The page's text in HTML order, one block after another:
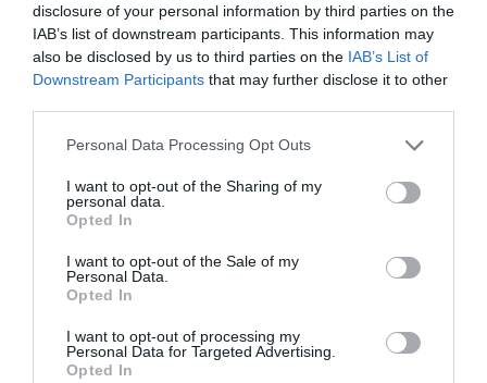
disclosure of your personal information by third parties on the
IAB’s list of downstream participants. This information may
also be disclosed by us to third parties on the IAB’s List of
Downstream Participants that may further disclose it to other
Personal Data Processing Opt Outs
I want to opt-out of the Sharing of my
personal data.
Opted In
I want to opt-out of the Sale of my
Personal Data.
Opted In
I want to opt-out of processing my
Personal Data for Targeted Advertising.
Opted In
O «Οιδίποδας» του
Ρόμπερτ Άικ ξανά
στη Στέγη – Με τους
Νίκο Κουρή & Μαρία
Κεχαγιόγλου
Θεοδώρα,
Αυτοκράτειρα του
Βυζαντίου: Η νέα
ελληνική όπερα του
Θεόδωρου Στάθη
Ολύμπια
Μακμπέθ, της
Κατερίνας
Ευαγγελάτου με
32οι Πλοές – Το
Αίνιγμα της Εικόνας: